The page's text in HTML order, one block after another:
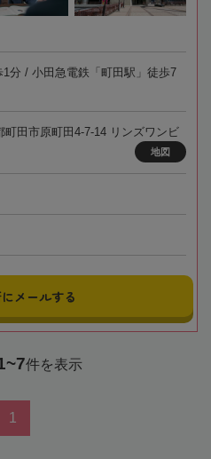
分 / 小田急電鉄「町田駅」徒歩7
町田市原町田4-7-14 リンズワンビ
地図
メールする
件を表示
1